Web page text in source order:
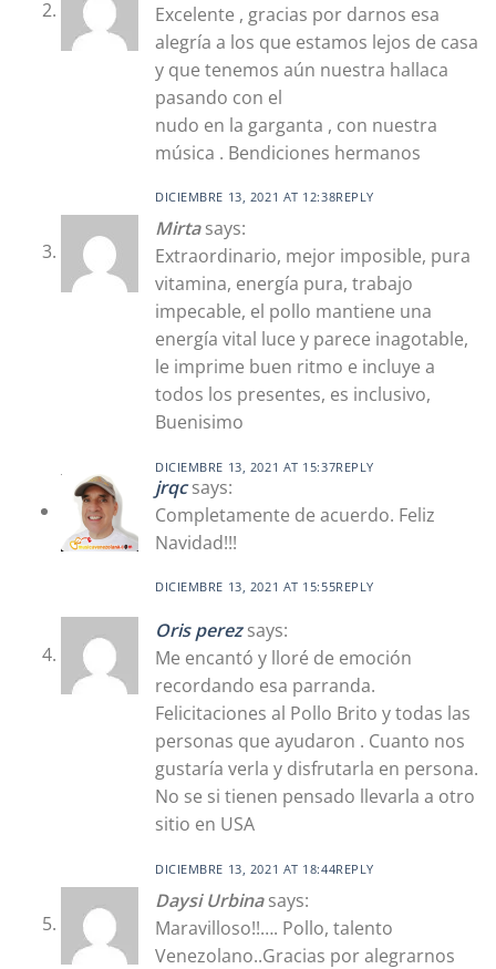
Excelente , gracias por darnos esa
alegría a los que estamos lejos de casa
y que tenemos aún nuestra hallaca
pasando con el
nudo en la garganta , con nuestra
música . Bendiciones hermanos
DICIEMBRE 13, 2021 AT 12:38REPLY
Mirta says:
Extraordinario, mejor imposible, pura
vitamina, energía pura, trabajo
impecable, el pollo mantiene una
energía vital luce y parece inagotable,
le imprime buen ritmo e incluye a
todos los presentes, es inclusivo,
Buenisimo
DICIEMBRE 13, 2021 AT 15:37REPLY
jrqc says:
Completamente de acuerdo. Feliz
Navidad!!!
DICIEMBRE 13, 2021 AT 15:55REPLY
Oris perez says:
Me encantó y lloré de emoción
recordando esa parranda.
Felicitaciones al Pollo Brito y todas las
personas que ayudaron . Cuanto nos
gustaría verla y disfrutarla en persona.
No se si tienen pensado llevarla a otro
sitio en USA
DICIEMBRE 13, 2021 AT 18:44REPLY
Daysi Urbina says:
Maravilloso!!…. Pollo, talento
Venezolano..Gracias por alegrarnos